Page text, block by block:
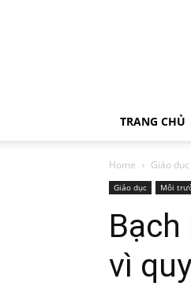
TRANG CHỦ
Home Giáo dục
Giáo dục Môi
vì